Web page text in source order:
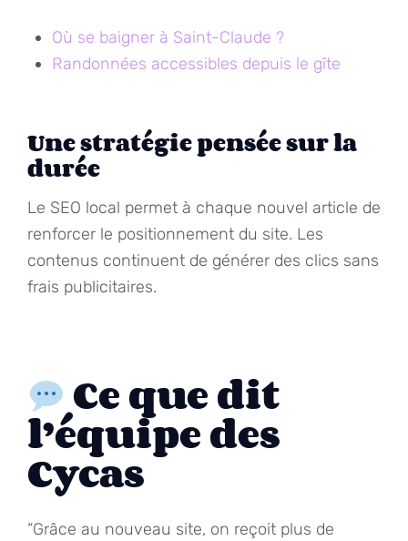
Où se baigner à Saint-Claude ?
Randonnées accessibles depuis le gîte
Une stratégie pensée sur la
durée
Le SEO local permet à chaque nouvel article de
renforcer le positionnement du site. Les
contenus continuent de générer des clics sans
frais publicitaires.
Ce que dit
l’équipe des
Cycas
“Grâce au nouveau site, on reçoit plus de